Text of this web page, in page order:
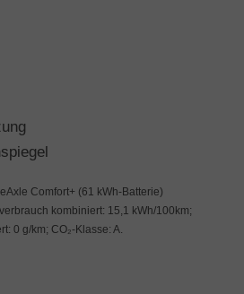
Comfort+ (61 kWh-Batterie)
kombiniert: 15,1 kWh/100km;
0 g/km; CO₂-Klasse: A.